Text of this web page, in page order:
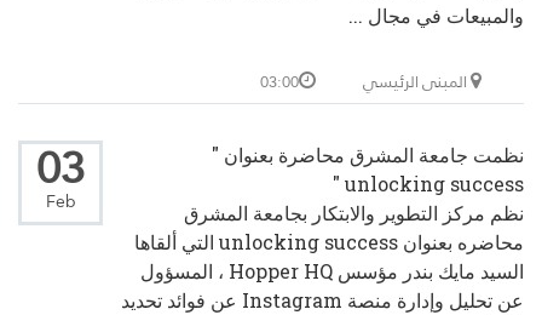
والمبيعات في مجال ...
المبنى الرئيسي 03:00
03
Feb
نظمت جامعة المشرق محاضرة بعنوان "
unlocking success "
نظم مركز التطوير والابتكار بجامعة المشرق
محاضره بعنوان unlocking success التي ألقاها
السيد مايك بندر مؤسس Hopper HQ ، المسؤول
عن تحليل وإدارة منصة Instagram عن فوائد تحديد